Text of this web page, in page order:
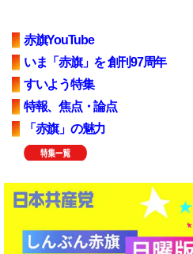
赤旗YouTube
いま「赤旗」を 創刊97周年
すいよう特集
特報、焦点・論点
「赤旗」の魅力